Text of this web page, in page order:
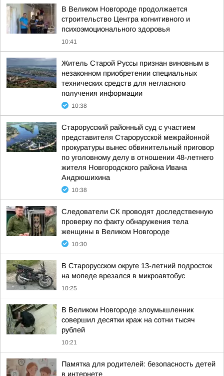
В Великом Новгороде продолжается
строительство Центра когнитивного и
психоэмоционального здоровья
10:41
Житель Старой Руссы признан виновным в
незаконном приобретении специальных
технических средств для негласного
получения информации
10:38
Старорусский районный суд с участием
представителя Старорусской межрайонной
прокуратуры вынес обвинительный приговор
по уголовному делу в отношении 48-летнего
жителя Новгородского района Ивана
Андрюшихина
10:38
Следователи СК проводят доследственную
проверку по факту обнаружения тела
женщины в Великом Новгороде
10:30
В Старорусском округе 13-летний подросток
на мопеде врезался в микроавтобус
10:25
В Великом Новгороде злоумышленник
совершил десятки краж на сотни тысяч
рублей
10:21
Памятка для родителей: безопасность детей
в интернете